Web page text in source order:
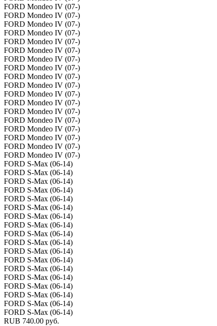
FORD Mondeo IV (07-)
FORD Mondeo IV (07-)
FORD Mondeo IV (07-)
FORD Mondeo IV (07-)
FORD Mondeo IV (07-)
FORD Mondeo IV (07-)
FORD Mondeo IV (07-)
FORD Mondeo IV (07-)
FORD Mondeo IV (07-)
FORD Mondeo IV (07-)
FORD Mondeo IV (07-)
FORD Mondeo IV (07-)
FORD Mondeo IV (07-)
FORD Mondeo IV (07-)
FORD Mondeo IV (07-)
FORD Mondeo IV (07-)
FORD Mondeo IV (07-)
FORD Mondeo IV (07-)
FORD S-Max (06-14)
FORD S-Max (06-14)
FORD S-Max (06-14)
FORD S-Max (06-14)
FORD S-Max (06-14)
FORD S-Max (06-14)
FORD S-Max (06-14)
FORD S-Max (06-14)
FORD S-Max (06-14)
FORD S-Max (06-14)
FORD S-Max (06-14)
FORD S-Max (06-14)
FORD S-Max (06-14)
FORD S-Max (06-14)
FORD S-Max (06-14)
FORD S-Max (06-14)
FORD S-Max (06-14)
FORD S-Max (06-14)
RUB 740.00 руб.